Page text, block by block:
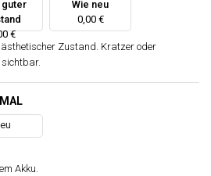
guter
€
Wie neu
0,00 €
Zustand. Kratzer oder
Akku.